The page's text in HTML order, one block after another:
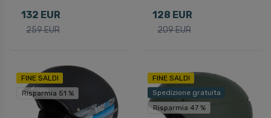
132 EUR
259 EUR
128 EUR
209 EUR
FINE SALDI
Risparmia 51 %
FINE SALDI
Spedizione gratuita
Risparmia 47 %